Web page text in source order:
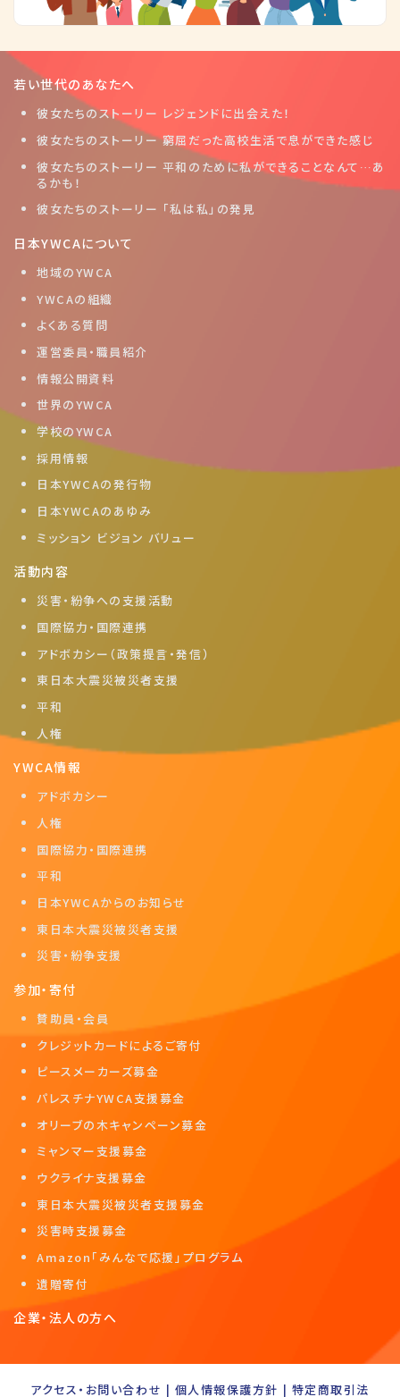
若い世代のあなたへ
彼女たちのストーリー レジェンドに出会えた！
彼女たちのストーリー 窮屈だった高校生活で息ができた感じ
彼女たちのストーリー 平和のために私ができることなんて…あ
るかも！
彼女たちのストーリー 「私は私」の発見
日本YWCAについて
地域のYWCA
YWCAの組織
よくある質問
運営委員・職員紹介
情報公開資料
世界のYWCA
学校のYWCA
採用情報
日本YWCAの発行物
日本YWCAのあゆみ
ミッション ビジョン バリュー
活動内容
災害・紛争への支援活動
国際協力・国際連携
アドボカシー（政策提言・発信）
東日本大震災被災者支援
平和
人権
YWCA情報
アドボカシー
人権
国際協力・国際連携
平和
日本YWCAからのお知らせ
東日本大震災被災者支援
災害・紛争支援
参加・寄付
賛助員・会員
クレジットカードによるご寄付
ピースメーカーズ募金
パレスチナYWCA支援募金
オリーブの木キャンペーン募金
ミャンマー支援募金
ウクライナ支援募金
東日本大震災被災者支援募金
災害時支援募金
Amazon「みんなで応援」プログラム
遺贈寄付
企業・法人の方へ
アクセス・お問い合わせ | 個人情報保護方針 | 特定商取引法